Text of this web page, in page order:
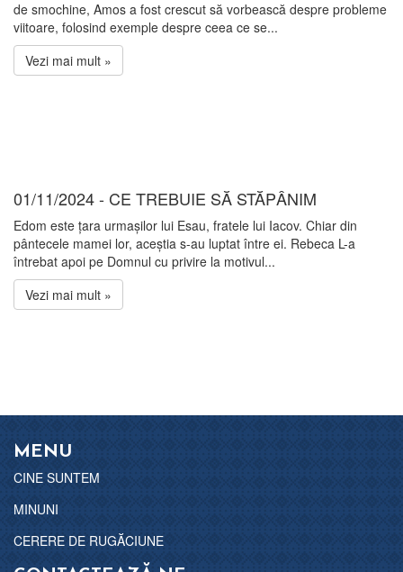
de smochine, Amos a fost crescut să vorbească despre probleme
viitoare, folosind exemple despre ceea ce se...
Vezi mai mult »
01/11/2024 - CE TREBUIE SĂ STĂPÂNIM
Edom este țara urmașilor lui Esau, fratele lui Iacov. Chiar din
pântecele mamei lor, aceștia s-au luptat între ei. Rebeca L-a
întrebat apoi pe Domnul cu privire la motivul...
Vezi mai mult »
MENU
CINE SUNTEM
MINUNI
CERERE DE RUGĂCIUNE